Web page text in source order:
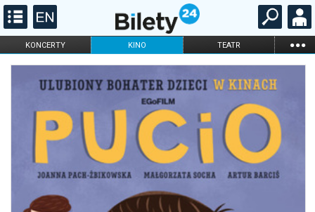
KONCERTY KINO TEATR ...
FILHARMONIA OPERA I BALET
DLA DZIECI
ONLINE KARNETY